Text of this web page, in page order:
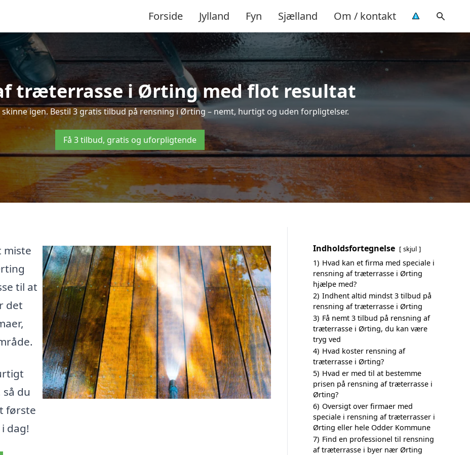
Forside Jylland Fyn Sjælland Om / kontakt
træterrasse i Ørting med flot resultat
igen. Bestil 3 gratis tilbud på rensning i Ørting – nemt, hurtigt og uden forpligtelser.
Få 3 tilbud, gratis og uforpligtende
miste
til at
det
du
første
dag!
Indholdsfortegnelse skjul
1) Hvad kan et firma med speciale i
rensning af træterrasse i Ørting
hjælpe med?
2) Indhent altid mindst 3 tilbud på
rensning af træterrasse i Ørting
3) Få nemt 3 tilbud på rensning af
træterrasse i Ørting, du kan være
tryg ved
4) Hvad koster rensning af
træterrasse i Ørting?
5) Hvad er med til at bestemme
prisen på rensning af træterrasse i
Ørting?
6) Oversigt over firmaer med
speciale i rensning af træterrasser i
Ørting eller hele Odder Kommune
7) Find en professionel til rensning
af træterrasse i byer nær Ørting